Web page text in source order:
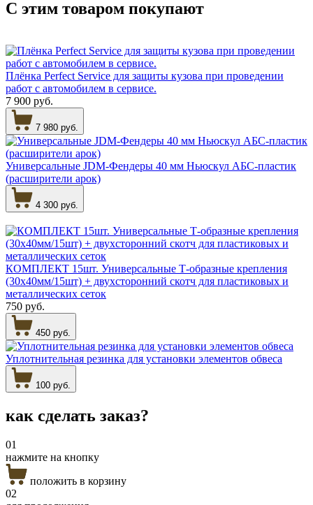
С этим товаром покупают
Плёнка Perfect Service для защиты кузова при проведении
работ с автомобилем в сервисе.
7 900 руб.
7 980 руб.
Универсальные JDM-Фендеры 40 мм Ньюскул АБС-пластик
(расширители арок)
4 300 руб.
КОМПЛЕКТ 15шт. Универсальные Т-образные крепления
(30х40мм/15шт) + двухсторонний скотч для пластиковых и
металлических сеток
750 руб.
450 руб.
Уплотнительная резинка для установки элементов обвеса
100 руб.
как сделать заказ?
01
нажмите на кнопку
положить в корзину
02